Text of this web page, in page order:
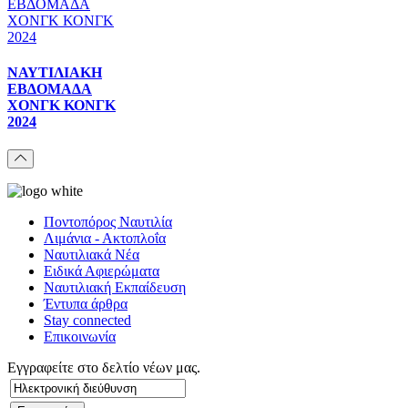
ΝΑΥΤΙΛΙΑΚΗ
ΕΒΔΟΜΑΔΑ
ΧΟΝΓΚ ΚΟΝΓΚ
2024
Ποντοπόρος Ναυτιλία
Λιμάνια - Ακτοπλοΐα
Ναυτιλιακά Νέα
Ειδικά Αφιερώματα
Ναυτιλιακή Εκπαίδευση
Έντυπα άρθρα
Stay connected
Επικοινωνία
Εγγραφείτε στο δελτίο νέων μας.